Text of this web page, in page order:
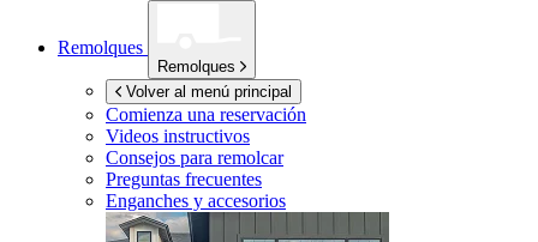
Remolques
Remolques
Volver al menú principal
Comienza una reservación
Videos instructivos
Consejos para remolcar
Preguntas frecuentes
Enganches y accesorios